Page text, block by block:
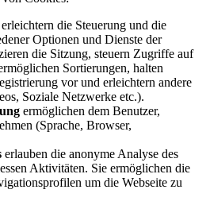
erleichtern die Steuerung und die
Optionen und Dienste der
die Sitzung, steuern Zugriffe auf
Sortierungen, halten
vor und erleichtern andere
Soziale Netzwerke etc.).
ermöglichen dem Benutzer,
(Sprache, Browser,
erlauben die anonyme Analyse des
Aktivitäten. Sie ermöglichen die
um die Webseite zu